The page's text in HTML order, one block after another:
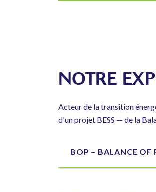
NOTRE
Acteur de la transition
d'un projet BESS — de la
BOP – BALANCE